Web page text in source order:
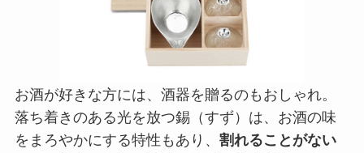
お酒が好きな方には、酒器を贈るのもおしゃれ。
落ち着きのある光を放つ錫（すず）は、お酒の味
をまろやかにする特性もあり、 割れることがない